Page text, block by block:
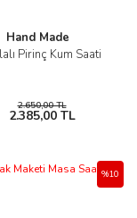
Hand Made
Pirinç Kum Saati
2.650,00 TL
2.385,00 TL
%10